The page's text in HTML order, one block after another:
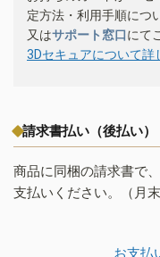
定方法・利用手順につ
又はサポート窓口にて
3Dセキュアについて詳
請求書払い（後払い）
商品に同梱の請求書で
支払いください。（月
お支払